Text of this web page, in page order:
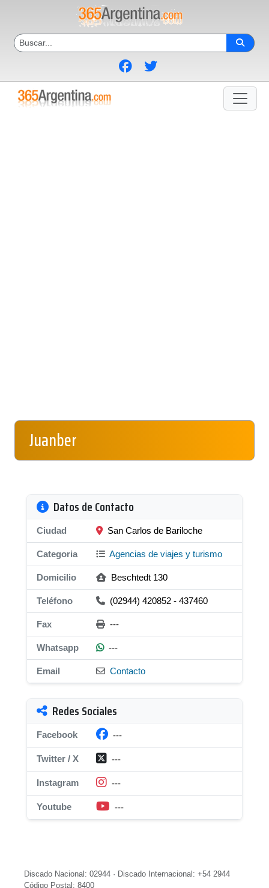
Juanber
Datos de Contacto
Ciudad San Carlos de Bariloche
Categoria Agencias de viajes y turismo
Domicilio Beschtedt 130
Teléfono (02944) 420852 - 437460
Fax ---
Whatsapp ---
Email Contacto
Redes Sociales
Facebook ---
Twitter / X ---
Instagram ---
Youtube ---
Discado Nacional: 02944 · Discado Internacional: +54 2944
Código Postal: 8400